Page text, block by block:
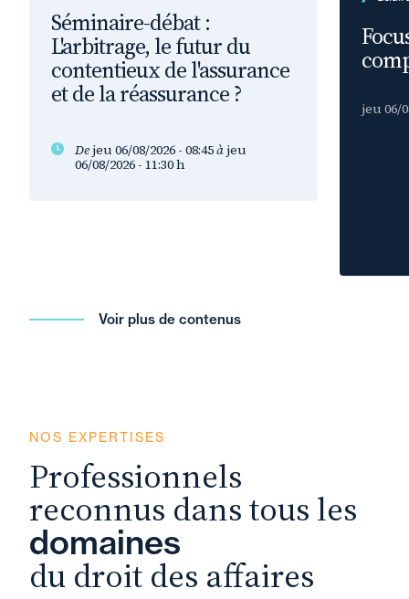
Séminaire-débat :
L'arbitrage, le futur du
contentieux de l'assurance
et de la réassurance ?
De jeu 06/08/2026 - 08:45à jeu
06/08/2026 - 11:30h
jeu 06/
Voir plus de contenus
NOS EXPERTISES
Professionnels
reconnus dans tous les
domaines
du droit des affaires